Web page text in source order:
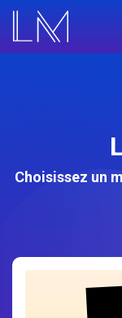
Choisissez un